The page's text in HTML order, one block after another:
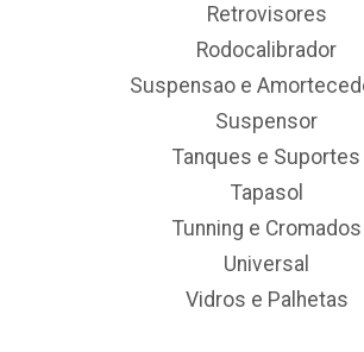
Retrovisores
Rodocalibrador
Suspensao e
Suspensor
Tanques e Suportes
Tapasol
Tunning e Cromados
Universal
Vidros e Palhetas